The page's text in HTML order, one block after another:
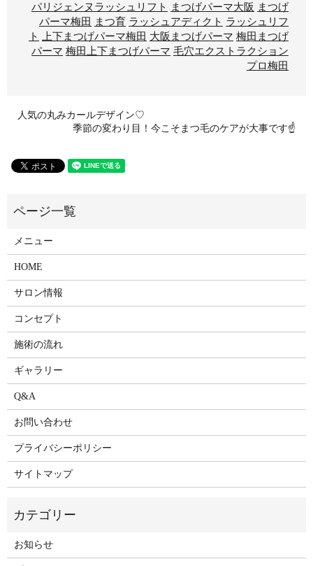
パリジェンヌラッシュリフト まつげパーマ大阪 まつげ
パーマ梅田
まつ育 ラッシュアディクト ラッシュリフ
ト
上下まつげパーマ梅田 大阪まつげパーマ 梅田まつげ
パーマ 梅田上下まつげパーマ 毛穴エクストラクション
プロ梅田
人気の丸みカールデザイン♡
季節の変わり目！今こそまつ毛のケアが大事です☝️
メニュー
HOME
サロン情報
コンセプト
施術の流れ
ギャラリー
Q&A
お問い合わせ
プライバシーポリシー
サイトマップ
お知らせ